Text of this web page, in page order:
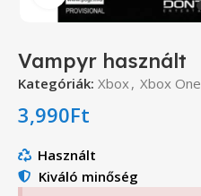
Vampyr használt
Kategóriák: Xbox , Xbox One
3,990Ft
Használt
Kiváló minőség